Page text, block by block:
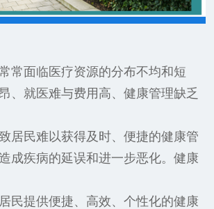
常面临医疗资源的分布不均和短
、就医难与费用高、健康管理缺乏
居民难以获得及时、便捷的健康管
成疾病的延误和进一步恶化。健康
民提供便捷、高效、个性化的健康